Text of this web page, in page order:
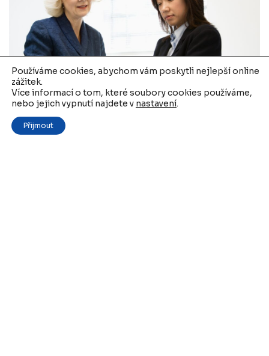
OP Zaměstnanost plus — 03–26-111 —
Podpora zaměstnanosti v rámci
regionálních partnerství paktů
Používáme cookies, abychom vám poskytli nejlepší online
zážitek.
Více informací o tom, které soubory cookies používáme,
nebo jejich vypnutí najdete v nastavení.
Přijmout